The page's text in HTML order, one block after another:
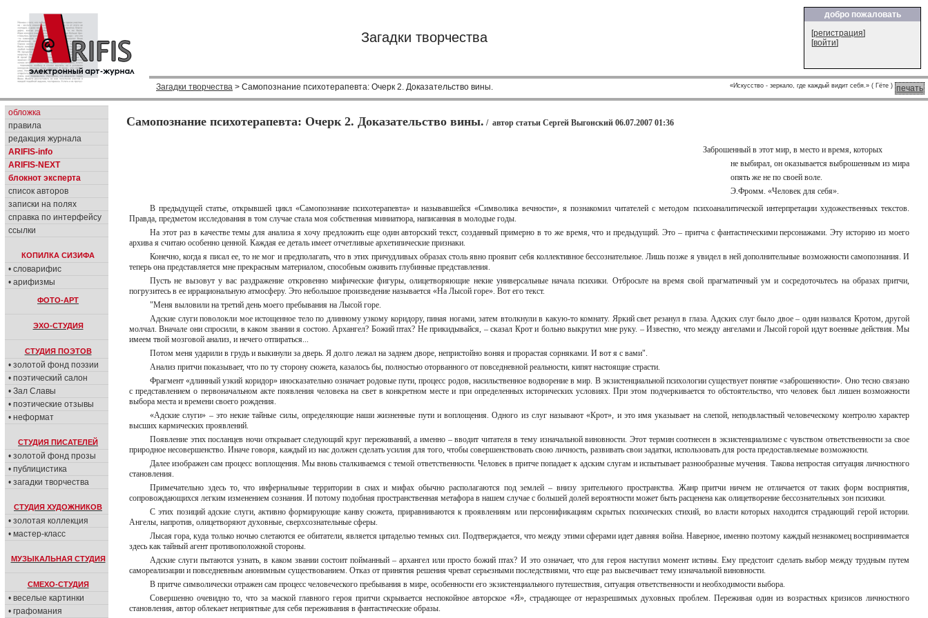
Загадки творчества
добро пожаловать
[регистрация]
[войти]
печать
«Искусство - зеркало, где каждый видит себя.» ( Гёте )
Загадки творчества > Самопознание психотерапевта: Очерк 2. Доказательство вины.
обложка
правила
редакция журнала
ARIFIS-info
ARIFIS-NEXT
блокнот эксперта
список авторов
записки на полях
справка по интерфейсу
ссылки
КОПИЛКА СИЗИФА
• словарифис
• арифизмы
ФОТО-АРТ
ЭХО-СТУДИЯ
СТУДИЯ ПОЭТОВ
• золотой фонд поэзии
• поэтический салон
• Зал Славы
• поэтические отзывы
• неформат
СТУДИЯ ПИСАТЕЛЕЙ
• золотой фонд прозы
• публицистика
• загадки творчества
СТУДИЯ ХУДОЖНИКОВ
• золотая коллекция
• мастер-класс
МУЗЫКАЛЬНАЯ СТУДИЯ
СМЕХО-СТУДИЯ
• веселые картинки
• графомания
Самопознание психотерапевта: Очерк 2. Доказательство вины. / автор статьи Сергей Выгонский 06.07.2007 01:36
Заброшенный в этот мир, в место и время, которых
не выбирал, он оказывается выброшенным из мира
опять же не по своей воле.
Э.Фромм. «Человек для себя».
В предыдущей статье, открывшей цикл «Самопознание психотерапевта» и называвшейся «Символика вечности», я познакомил читателей с методом психоаналитической интерпретации художественных текстов.
Правда, предметом исследования в том случае стала моя собственная миниатюра, написанная в молодые годы.
На этот раз в качестве темы для анализа я хочу предложить еще один авторский текст, созданный примерно в то же время, что и предыдущий. Это – притча с фантастическими персонажами. Эту историю из моего
архива я считаю особенно ценной. Каждая ее деталь имеет отчетливые архетипические признаки.
Конечно, когда я писал ее, то не мог и предполагать, что в этих причудливых образах столь явно проявит себя коллективное бессознательное. Лишь позже я увидел в ней дополнительные возможности самопознания. И
теперь она представляется мне прекрасным материалом, способным оживить глубинные представления.
Пусть не вызовут у вас раздражение откровенно мифические фигуры, олицетворяющие некие универсальные начала психики. Отбросьте на время свой прагматичный ум и сосредоточьтесь на образах притчи,
погрузитесь в ее иррациональную атмосферу. Это небольшое произведение называется «На Лысой горе». Вот его текст.
"Меня выловили на третий день моего пребывания на Лысой горе.
Адские слуги поволокли мое истощенное тело по длинному узкому коридору, пиная ногами, затем втолкнули в какую-то комнату. Яркий свет резанул в глаза. Адских слуг было двое – один назвался Кротом, другой
молчал. Вначале они спросили, в каком звании я состою. Архангел? Божий птах? Не прикидывайся, – сказал Крот и больно выкрутил мне руку. – Известно, что между ангелами и Лысой горой идут военные действия. Мы
имеем твой мозговой анализ, и нечего отпираться...
Потом меня ударили в грудь и выкинули за дверь. Я долго лежал на заднем дворе, непристойно воняя и прорастая сорняками. И вот я с вами".
Анализ притчи показывает, что по ту сторону сюжета, казалось бы, полностью оторванного от повседневной реальности, кипят настоящие страсти.
Фрагмент «длинный узкий коридор» иносказательно означает родовые пути, процесс родов, насильственное водворение в мир. В экзистенциальной психологии существует понятие «заброшенности». Оно тесно связано
с представлением о первоначальном акте появления человека на свет в конкретном месте и при определенных исторических условиях. При этом подчеркивается то обстоятельство, что человек был лишен возможности
выбора места и времени своего рождения.
«Адские слуги» – это некие тайные силы, определяющие наши жизненные пути и воплощения. Одного из слуг называют «Крот», и это имя указывает на слепой, неподвластный человеческому контролю характер
высших кармических проявлений.
Появление этих посланцев ночи открывает следующий круг переживаний, а именно – вводит читателя в тему изначальной виновности. Этот термин соотнесен в экзистенциализме с чувством ответственности за свое
природное несовершенство. Иначе говоря, каждый из нас должен сделать усилия для того, чтобы совершенствовать свою личность, развивать свои задатки, использовать для роста предоставляемые возможности.
Далее изображен сам процесс воплощения. Мы вновь сталкиваемся с темой ответственности. Человек в притче попадает к адским слугам и испытывает разнообразные мучения. Такова непростая ситуация личностного
становления.
Примечательно здесь то, что инфернальные территории в снах и мифах обычно располагаются под землей – внизу зрительного пространства. Жанр притчи ничем не отличается от таких форм восприятия,
сопровождающихся легким изменением сознания. И потому подобная пространственная метафора в нашем случае с большей долей вероятности может быть расценена как олицетворение бессознательных зон психики.
С этих позиций адские слуги, активно формирующие канву сюжета, приравниваются к проявлениям или персонификациям скрытых психических стихий, во власти которых находится страдающий герой истории.
Ангелы, напротив, олицетворяют духовные, сверхсознательные сферы.
Лысая гора, куда только ночью слетаются ее обитатели, является цитаделью темных сил. Подтверждается, что между этими сферами идет давняя война. Наверное, именно поэтому каждый незнакомец воспринимается
здесь как тайный агент противоположной стороны.
Адские слуги пытаются узнать, в каком звании состоит пойманный – архангел или просто божий птах? И это означает, что для героя наступил момент истины. Ему предстоит сделать выбор между трудным путем
самореализации и повседневным анонимным существованием. Отказ от принятия решения чреват серьезными последствиями, что еще раз высвечивает тему изначальной виновности.
В притче символически отражен сам процесс человеческого пребывания в мире, особенности его экзистенциального путешествия, ситуация ответственности и необходимости выбора.
Совершенно очевидно то, что за маской главного героя притчи скрывается неспокойное авторское «Я», страдающее от неразрешимых духовных проблем. Переживая один из возрастных кризисов личностного
становления, автор облекает неприятные для себя переживания в фантастические образы.